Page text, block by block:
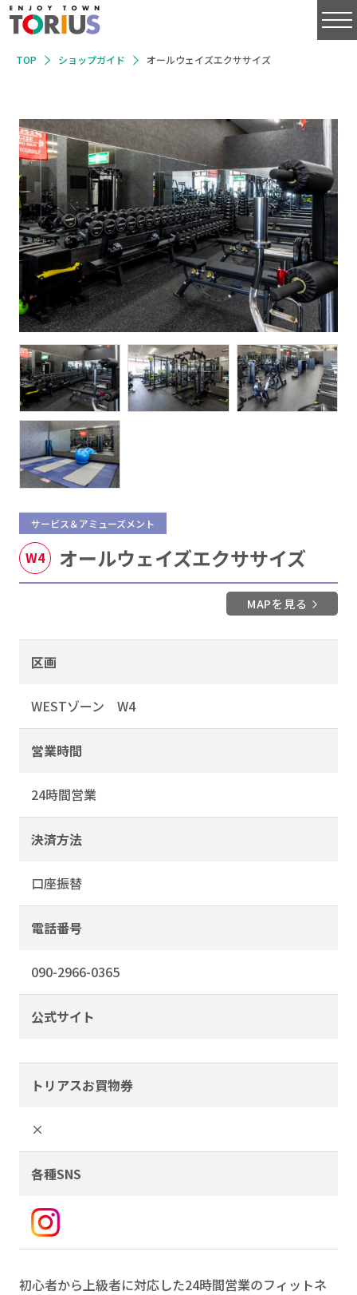
TOP ショップガイド オールウェイズエクササイズ
サービス＆アミューズメント
W4 オールウェイズエクササイズ
MAPを見る
区画
WESTゾーン W4
営業時間
24時間営業
決済方法
口座振替
電話番号
090-2966-0365
公式サイト
トリアスお買物券
×
各種SNS
初心者から上級者に対応した24時間営業のフィットネ